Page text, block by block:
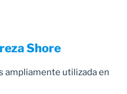
Shore
ampliamente utilizada en